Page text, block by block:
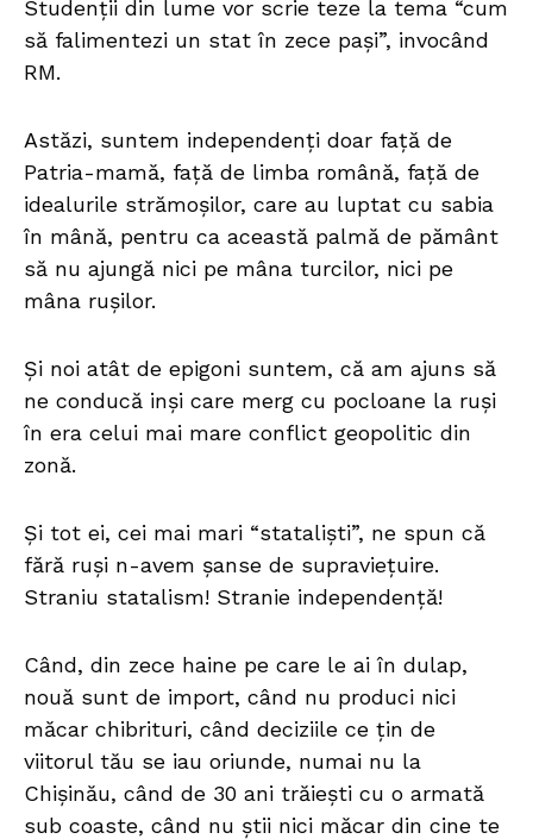
Studenții din lume vor scrie teze la tema “cum
să falimentezi un stat în zece pași”, invocând
RM.
Astăzi, suntem independenți doar față de
Patria-mamă, față de limba română, față de
idealurile strămoșilor, care au luptat cu sabia
în mână, pentru ca această palmă de pământ
să nu ajungă nici pe mâna turcilor, nici pe
mâna rușilor.
Și noi atât de epigoni suntem, că am ajuns să
ne conducă inși care merg cu pocloane la ruși
în era celui mai mare conflict geopolitic din
zonă.
Și tot ei, cei mai mari “stataliști”, ne spun că
fără ruși n-avem șanse de supraviețuire.
Straniu statalism! Stranie independență!
Când, din zece haine pe care le ai în dulap,
nouă sunt de import, când nu produci nici
măcar chibrituri, când deciziile ce țin de
viitorul tău se iau oriunde, numai nu la
Chișinău, când de 30 ani trăiești cu o armată
sub coaste, când nu știi nici măcar din cine te